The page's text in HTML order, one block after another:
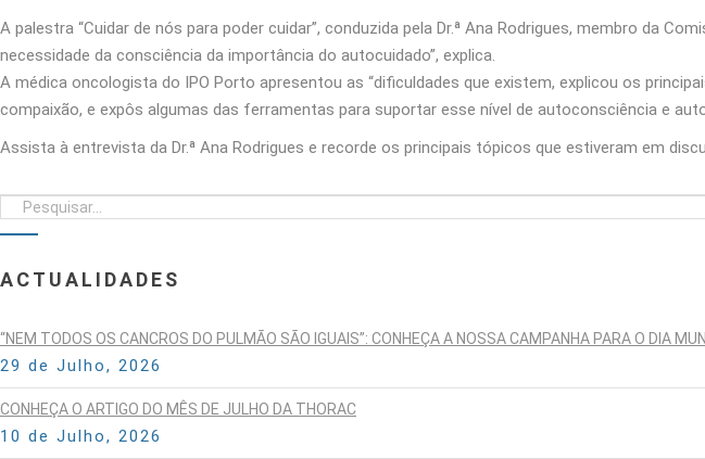
A palestra “Cuidar de nós para poder cuidar”, conduzida pela Dr.ª Ana Rodrigues, membro da
necessidade da consciência da importância do autocuidado”, explica.
A médica oncologista do IPO Porto apresentou as “dificuldades que existem, explicou os
compaixão, e expôs algumas das ferramentas para suportar esse nível de autoconsciência e
Assista à entrevista da Dr.ª Ana Rodrigues e recorde os principais tópicos que estiveram em
ACTUALIDADES
“NEM TODOS OS CANCROS DO PULMÃO SÃO IGUAIS”: CONHEÇA A NOSSA CAMPANHA PARA O DIA
29 de Julho, 2026
CONHEÇA O ARTIGO DO MÊS DE JULHO DA THORAC
10 de Julho, 2026